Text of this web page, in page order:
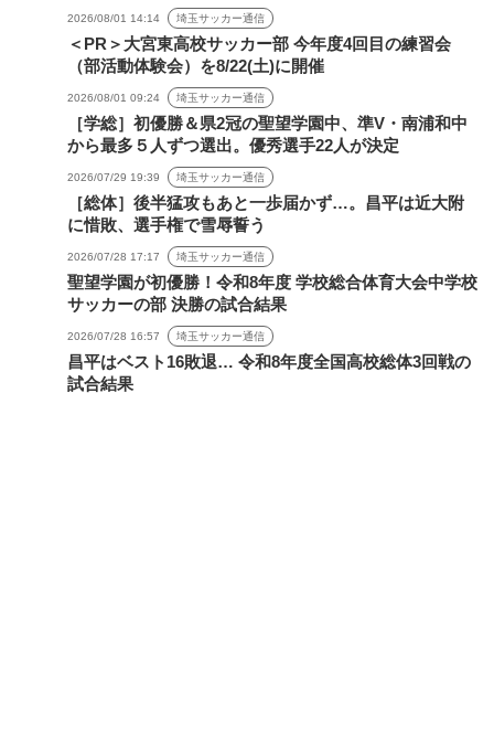
2026/08/01 14:14 埼玉サッカー通信
＜PR＞大宮東高校サッカー部 今年度4回目の練習会
（部活動体験会）を8/22(土)に開催
2026/08/01 09:24 埼玉サッカー通信
［学総］初優勝＆県2冠の聖望学園中、準V・南浦和中
から最多５人ずつ選出。優秀選手22人が決定
2026/07/29 19:39 埼玉サッカー通信
［総体］後半猛攻もあと一歩届かず…。昌平は近大附
に惜敗、選手権で雪辱誓う
2026/07/28 17:17 埼玉サッカー通信
聖望学園が初優勝！令和8年度 学校総合体育大会中学校
サッカーの部 決勝の試合結果
2026/07/28 16:57 埼玉サッカー通信
昌平はベスト16敗退… 令和8年度全国高校総体3回戦の
試合結果